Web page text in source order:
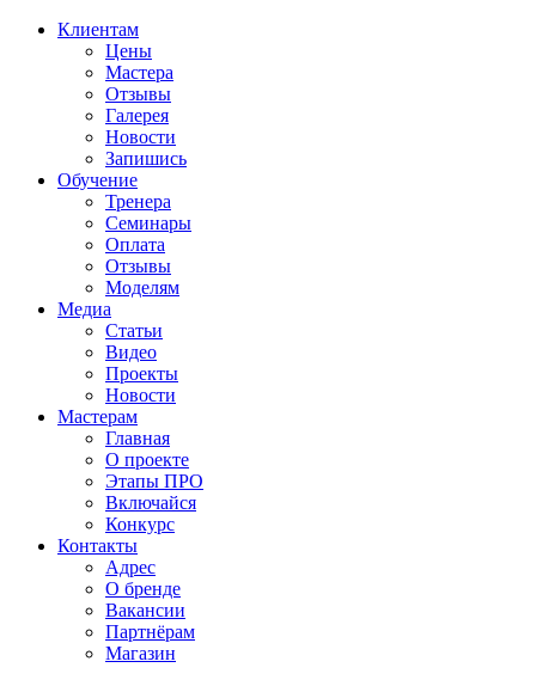
Клиентам
Цены
Мастера
Отзывы
Галерея
Новости
Запишись
Обучение
Тренера
Семинары
Оплата
Отзывы
Моделям
Медиа
Статьи
Видео
Проекты
Новости
Мастерам
Главная
О проекте
Этапы ПРО
Включайся
Конкурс
Контакты
Адрес
О бренде
Вакансии
Партнёрам
Магазин